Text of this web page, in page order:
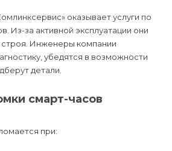
оказывает услуги по
Из-за активной эксплуатации они
строя. Инженеры компании
убедятся в возможности
детали.
смарт-часов
при: